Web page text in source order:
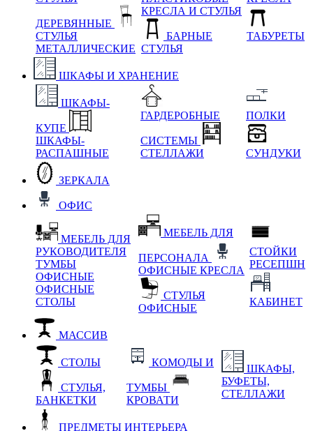
ДЕРЕВЯННЫЕ
СТУЛЬЯ
МЕТАЛЛИЧЕСКИЕ
КРЕСЛА И СТУЛЬЯ
БАРНЫЕ
СТУЛЬЯ
ТАБУРЕТЫ
ШКАФЫ И ХРАНЕНИЕ
ШКАФЫ-
КУПЕ
ШКАФЫ-
РАСПАШНЫЕ
ГАРДЕРОБНЫЕ
СИСТЕМЫ
СТЕЛЛАЖИ
ПОЛКИ
СУНДУКИ
ЗЕРКАЛА
ОФИС
МЕБЕЛЬ ДЛЯ
РУКОВОДИТЕЛЯ
ТУМБЫ
ОФИСНЫЕ
ОФИСНЫЕ
СТОЛЫ
МЕБЕЛЬ ДЛЯ
ПЕРСОНАЛА
ОФИСНЫЕ КРЕСЛА
СТУЛЬЯ
ОФИСНЫЕ
СТОЙКИ
РЕСЕПШН
КАБИНЕТ
МАССИВ
СТОЛЫ
СТУЛЬЯ,
БАНКЕТКИ
КОМОДЫ И
ТУМБЫ
КРОВАТИ
ШКАФЫ,
БУФЕТЫ,
СТЕЛЛАЖИ
ПРЕДМЕТЫ ИНТЕРЬЕРА